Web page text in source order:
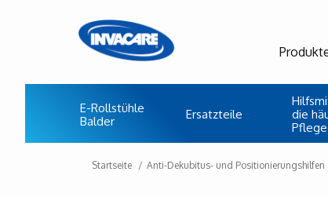
E-Rollstühle
Balder
Ersatzteile
die
Pflege
Startseite Anti-Dekubitus- und Positionierungshilfen